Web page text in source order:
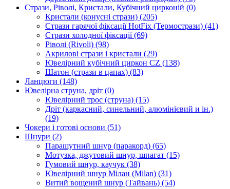
Стрази, Ріволі, Кристали, Кубічний цирконій (0)
Кристали (конусні стрази) (205)
Стрази гарячої фіксації HotFix (Термострази) (41)
Стрази холодної фіксації(69)
Ріволі (Rivoli) (98)
Акрилові стрази і кристали (29)
Ювелірний кубічний циркон CZ (138)
Шатон (стрази в цапах) (83)
Ланцюги (148)
Ювелірна струна, дріт (0)
Ювелірний трос (струна) (15)
Дріт (каркасний, синельний, алюмінієвий и ін.)
(19)
Чокери і готові основи (51)
Шнури (2)
Парашутний шнур (паракорд) (65)
Мотузка, джутовий шнур, шпагат (15)
Гумовий шнур, каучук (38)
Ювелірний шнур Мілан (Milan) (31)
Витий вощений шнур (Тайвань) (54)